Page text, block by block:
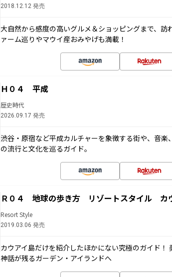
2018.12.12 発売
大自然から感度の高いグルメ＆ショッピングまで、訪
ァーム巡りやマウイ産おみやげも満載！
Ｈ０４ 平成
歴史時代
2026.09.17 発売
渋谷・原宿など平成カルチャーを象徴する街や、音
の流行と文化を巡るガイド。
Ｒ０４ 地球の歩き方 リゾートスタイル カ
Resort Style
2019.03.06 発売
カウアイ島だけを紹介したほかにない究極のガイド！
神話が残るガーデン・アイランドへ